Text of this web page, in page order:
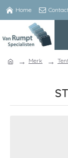
Home
Merk